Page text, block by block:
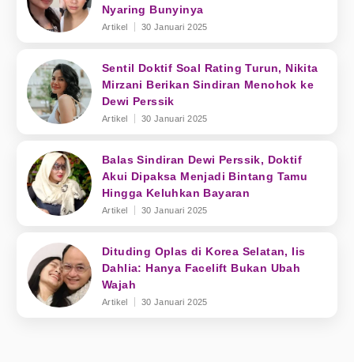
Nyaring Bunyinya
Artikel 30 Januari 2025
Sentil Doktif Soal Rating Turun, Nikita
Mirzani Berikan Sindiran Menohok ke
Dewi Perssik
Artikel 30 Januari 2025
Balas Sindiran Dewi Perssik, Doktif
Akui Dipaksa Menjadi Bintang Tamu
Hingga Keluhkan Bayaran
Artikel 30 Januari 2025
Dituding Oplas di Korea Selatan, Iis
Dahlia: Hanya Facelift Bukan Ubah
Wajah
Artikel 30 Januari 2025